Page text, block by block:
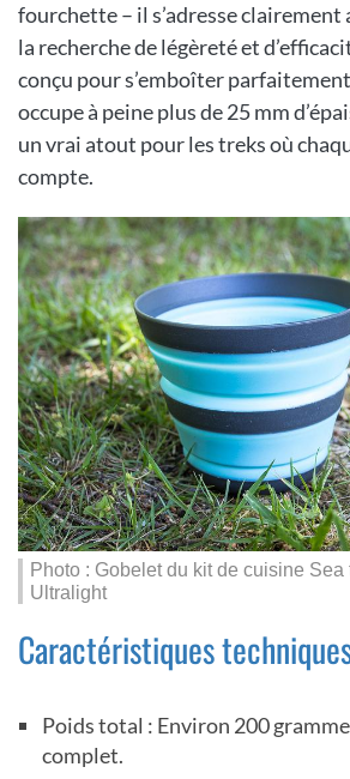
fourchette – il s’adresse clairement
la recherche de légèreté et
conçu pour s’emboîter
occupe à peine plus de 25 mm
un vrai atout pour les treks où
compte.
Photo : Gobelet du kit de cuisine
Ultralight
Caractéristiques
Poids total : Environ 200
complet.